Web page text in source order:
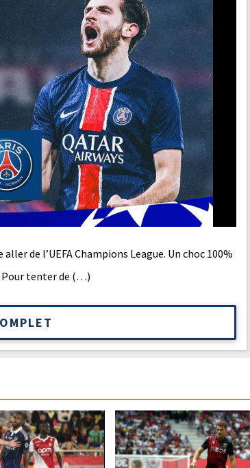
de l’UEFA Champions League. Un choc 100%
Pour tenter de (…)